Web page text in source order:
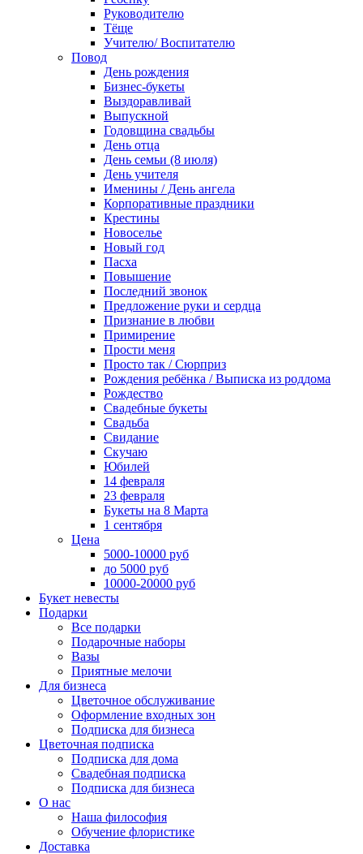
Руководителю
Тёще
Учителю/ Воспитателю
Повод
День рождения
Бизнес-букеты
Выздоравливай
Выпускной
Годовщина свадьбы
День отца
День семьи (8 июля)
День учителя
Именины / День ангела
Корпоративные праздники
Крестины
Новоселье
Новый год
Пасха
Повышение
Последний звонок
Предложение руки и сердца
Признание в любви
Примирение
Прости меня
Просто так / Сюрприз
Рождения ребёнка / Выписка из роддома
Рождество
Свадебные букеты
Свадьба
Свидание
Скучаю
Юбилей
14 февраля
23 февраля
Букеты на 8 Марта
1 сентября
Цена
5000-10000 руб
до 5000 руб
10000-20000 руб
Букет невесты
Подарки
Все подарки
Подарочные наборы
Вазы
Приятные мелочи
Для бизнеса
Цветочное обслуживание
Оформление входных зон
Подписка для бизнеса
Цветочная подписка
Подписка для дома
Свадебная подписка
Подписка для бизнеса
О нас
Наша философия
Обучение флористике
Доставка